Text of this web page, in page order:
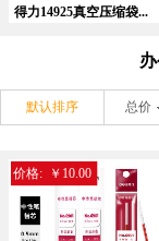
得力14925真空压缩袋...
默认排序 总价
价格: ￥10.00